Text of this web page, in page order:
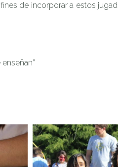
de incorporar a estos